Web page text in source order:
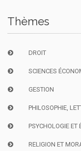
Thèmes
DROIT
SCIENCES
GESTION
PHILOSOPHIE,
PSYCHOLOGIE ET
RELIGION ET